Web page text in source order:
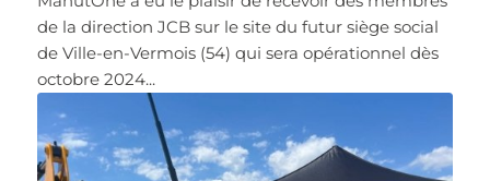
de la direction JCB sur le site du futur siège social
de Ville-en-Vermois (54) qui sera opérationnel dès
octobre 2024...